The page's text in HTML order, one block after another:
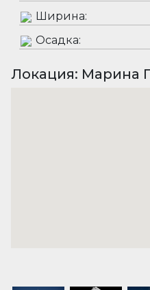
Ширина:
Осадка:
Локация: Марина